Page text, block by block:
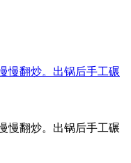
慢翻炒。出锅后手工碾
慢翻炒。出锅后手工碾